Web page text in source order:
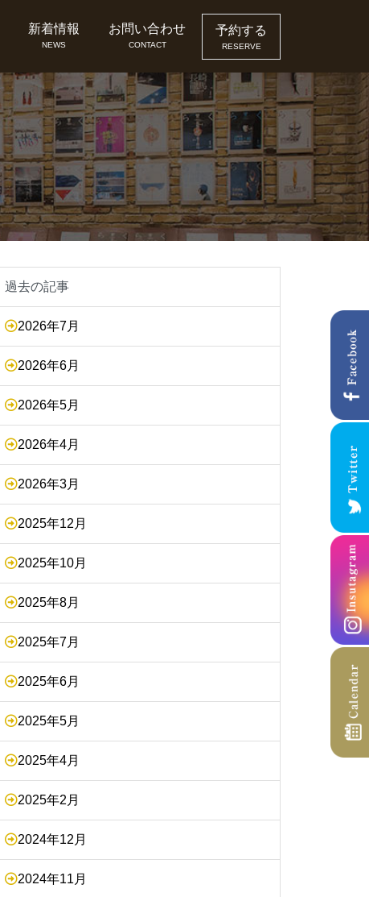
新着情報
NEWS
お問い合わせ
CONTACT
予約する
RESERVE
過去の記事
2026年7月
2026年6月
2026年5月
2026年4月
2026年3月
2025年12月
2025年10月
2025年8月
2025年7月
2025年6月
2025年5月
2025年4月
2025年2月
2024年12月
2024年11月